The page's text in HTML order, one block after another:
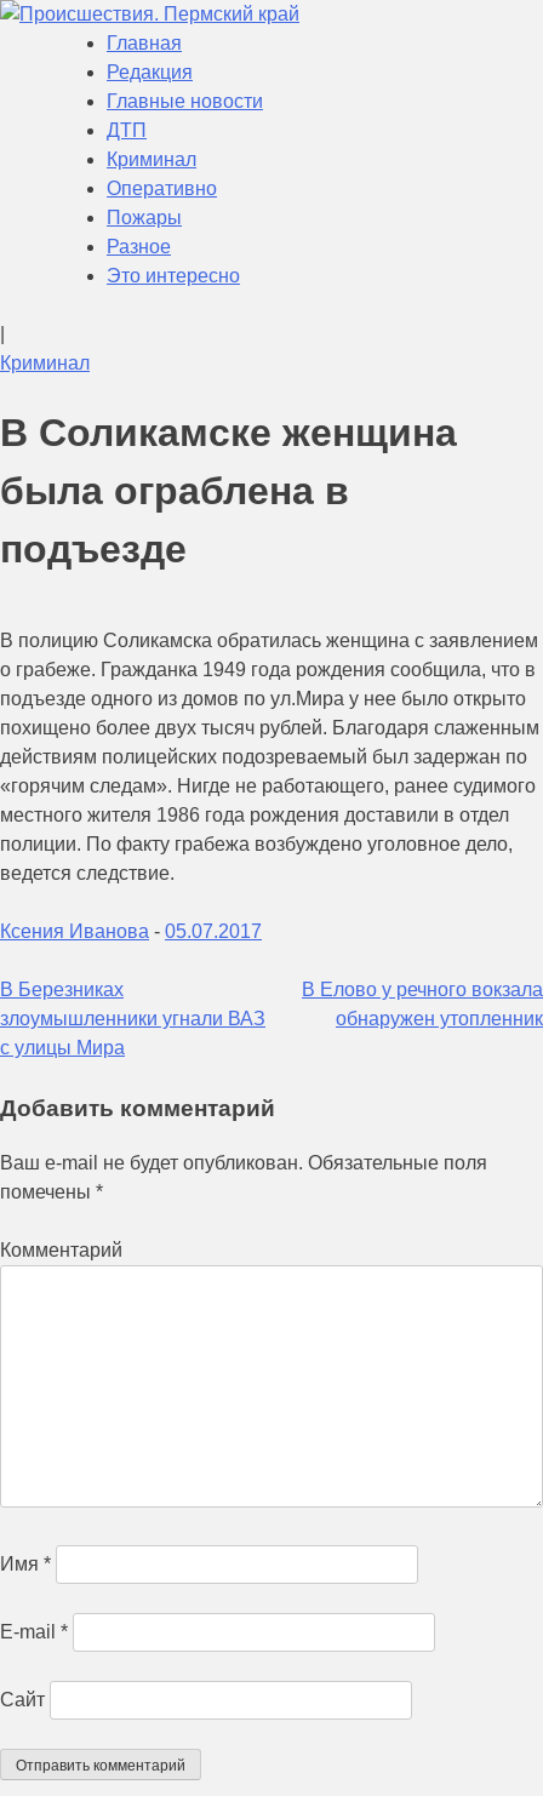
Skip
Происшествия. Пермский край
Актуальная информация о текущих событиях в Пермском
Главная
Редакция
Главные новости
ДТП
Криминал
Оперативно
Пожары
Разное
Это интересно
Криминал
В Соликамске женщина
была ограблена в
подъезде
В полицию Соликамска обратилась женщина с заявлением
о грабеже. Гражданка 1949 года рождения сообщила, что в
подъезде одного из домов по ул.Мира у нее было открыто
похищено более двух тысяч рублей. Благодаря слаженным
действиям полицейских подозреваемый был задержан по
«горячим следам». Нигде не работающего, ранее судимого
местного жителя 1986 года рождения доставили в отдел
полиции. По факту грабежа возбуждено уголовное дело,
ведется следствие.
Ксения Иванова - 05.07.2017
Навигация
по
В Березниках
злоумышленники угнали ВАЗ
с улицы Мира
В Елово у речного вокзала
обнаружен утопленник
Добавить комментарий
Ваш e-mail не будет опубликован. Обязательные поля
помечены *
Комментарий
Имя *
E-mail *
Сайт